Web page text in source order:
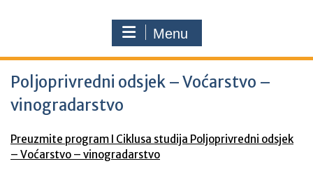
Menu
Poljoprivredni odsjek – Voćarstvo –
vinogradarstvo
Preuzmite program I Ciklusa studija Poljoprivredni odsjek
– Voćarstvo – vinogradarstvo